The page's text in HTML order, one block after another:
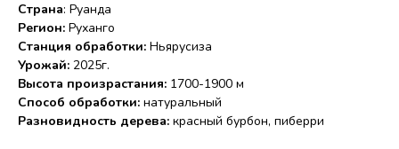
Страна: Руанда
Регион: Руханго
Станция обработки: Ньярусиза
Урожай: 2025г.
Высота произрастания: 1700-1900 м
Способ обработки: натуральный
Разновидность дерева: красный бурбон, пиберри